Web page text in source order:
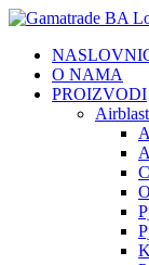
Skip
content
O NAMA
PROIZVODI